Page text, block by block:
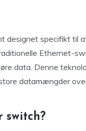
designet specifikt til
Ethernet-
data. Denne
datamængder
switch?